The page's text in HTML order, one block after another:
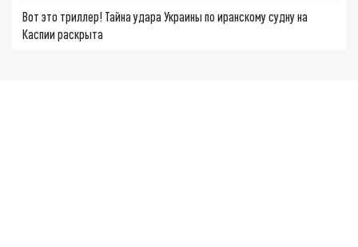
Вот это триллер! Тайна удара Украины по иранскому судну на
Каспии раскрыта